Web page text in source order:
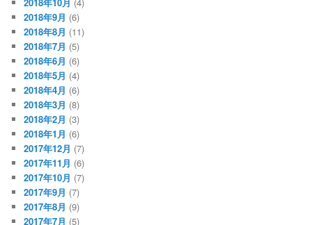
2018年9月 (6)
2018年8月 (11)
2018年7月 (5)
2018年6月 (6)
2018年5月 (4)
2018年4月 (6)
2018年3月 (8)
2018年2月 (3)
2018年1月 (6)
2017年12月 (7)
2017年11月 (6)
2017年10月 (7)
2017年9月 (7)
2017年8月 (9)
2017年7月 (5)